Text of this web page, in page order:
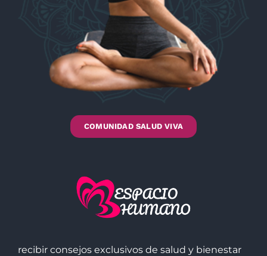
COMUNIDAD SALUD VIVA
recibir consejos exclusivos de salud y bienestar